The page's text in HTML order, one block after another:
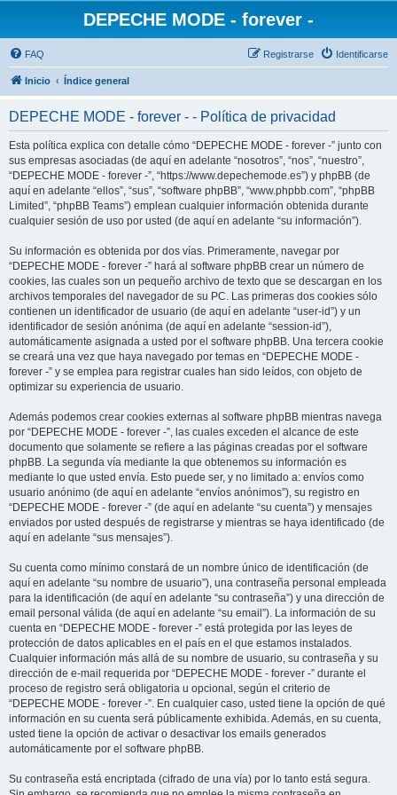
DEPECHE MODE - forever -
FAQ Identificarse
Registrarse
Inicio Índice general
DEPECHE MODE - forever - - Política de privacidad
Esta política explica con detalle cómo “DEPECHE MODE - forever -” junto con
sus empresas asociadas (de aquí en adelante “nosotros”, “nos”, “nuestro”,
“DEPECHE MODE - forever -”, “https://www.depechemode.es”) y phpBB (de
aquí en adelante “ellos”, “sus”, “software phpBB”, “www.phpbb.com”, “phpBB
Limited”, “phpBB Teams”) emplean cualquier información obtenida durante
cualquier sesión de uso por usted (de aquí en adelante “su información”).
Su información es obtenida por dos vías. Primeramente, navegar por
“DEPECHE MODE - forever -” hará al software phpBB crear un número de
cookies, las cuales son un pequeño archivo de texto que se descargan en los
archivos temporales del navegador de su PC. Las primeras dos cookies sólo
contienen un identificador de usuario (de aquí en adelante “user-id”) y un
identificador de sesión anónima (de aquí en adelante “session-id”),
automáticamente asignada a usted por el software phpBB. Una tercera cookie
se creará una vez que haya navegado por temas en “DEPECHE MODE -
forever -” y se emplea para registrar cuales han sido leídos, con objeto de
optimizar su experiencia de usuario.
Además podemos crear cookies externas al software phpBB mientras navega
por “DEPECHE MODE - forever -”, las cuales exceden el alcance de este
documento que solamente se refiere a las páginas creadas por el software
phpBB. La segunda vía mediante la que obtenemos su información es
mediante lo que usted envía. Esto puede ser, y no limitado a: envíos como
usuario anónimo (de aquí en adelante “envíos anónimos”), su registro en
“DEPECHE MODE - forever -” (de aquí en adelante “su cuenta”) y mensajes
enviados por usted después de registrarse y mientras se haya identificado (de
aquí en adelante “sus mensajes”).
Su cuenta como mínimo constará de un nombre único de identificación (de
aquí en adelante “su nombre de usuario”), una contraseña personal empleada
para la identificación (de aquí en adelante “su contraseña”) y una dirección de
email personal válida (de aquí en adelante “su email”). La información de su
cuenta en “DEPECHE MODE - forever -” está protegida por las leyes de
protección de datos aplicables en el país en el que estamos instalados.
Cualquier información más allá de su nombre de usuario, su contraseña y su
dirección de e-mail requerida por “DEPECHE MODE - forever -” durante el
proceso de registro será obligatoria u opcional, según el criterio de
“DEPECHE MODE - forever -”. En cualquier caso, usted tiene la opción de qué
información en su cuenta será públicamente exhibida. Además, en su cuenta,
usted tiene la opción de activar o desactivar los emails generados
automáticamente por el software phpBB.
Su contraseña está encriptada (cifrado de una vía) por lo tanto está segura.